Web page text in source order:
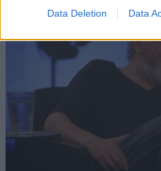
Data Deletion Data